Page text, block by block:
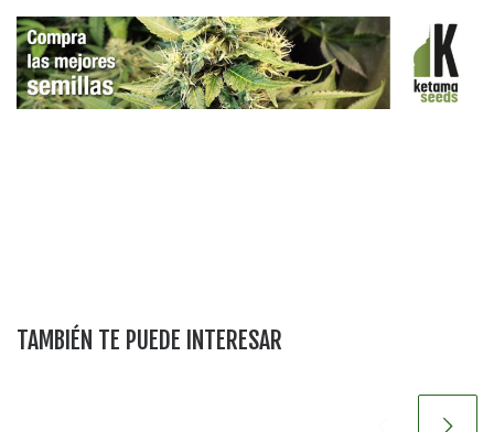
TAMBIÉN TE PUEDE INTERESAR